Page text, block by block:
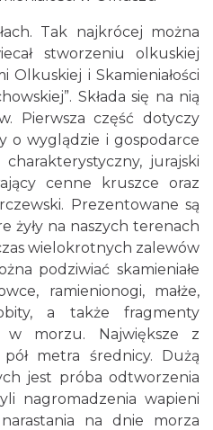
Tak najkrócej można
stworzeniu olkuskiej
Olkuskiej i Skamieniałości
Składa się na nią
Pierwsza część dotyczy
o wyglądzie i gospodarce
jurajski
cenne kruszce oraz
Prezentowane są
żyły na naszych terenach
wielokrotnych zalewów
podziwiać skamieniałe
ramienionogi, małże,
a także fragmenty
w morzu. Największe z
metra średnicy. Dużą
jest próba odtworzenia
nagromadzenia wapieni
na dnie morza